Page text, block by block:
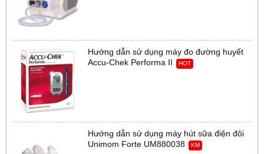
Hướng dẫn sử dụng máy đo đường huyết
Accu-Chek Performa II
HOT
Hướng dẫn sử dụng máy hút sữa điện đôi
Unimom Forte UM880038
KM